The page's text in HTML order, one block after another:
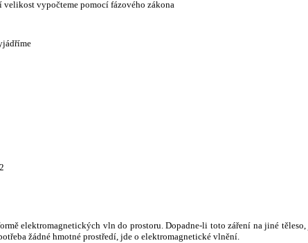
vypočteme pomocí fázového zákona
elektromagnetických vln do prostoru. Dopadne-li toto záření na jiné těleso,
žádné hmotné prostředí, jde o elektromagnetické vlnění.